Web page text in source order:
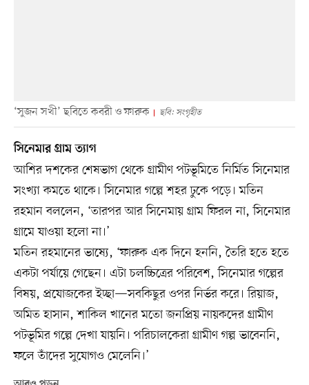
‘সুজন সখী’ ছবিতে কবরী ও ফারুক ছবি: সংগৃহীত
সিনেমার গ্রাম ত্যাগ
আশির দশকের শেষভাগ থেকে গ্রামীণ পটভূমিতে নির্মিত সিনেমার
সংখ্যা কমতে থাকে। সিনেমার গল্পে শহর ঢুকে পড়ে। মতিন
রহমান বললেন, ‘তারপর আর সিনেমায় গ্রাম ফিরল না, সিনেমার
গ্রামে যাওয়া হলো না।’
মতিন রহমানের ভাষ্যে, ‘ফারুক এক দিনে হননি, তৈরি হতে হতে
একটা পর্যায়ে গেছেন। এটা চলচ্চিত্রের পরিবেশ, সিনেমার গল্পের
বিষয়, প্রযোজকের ইচ্ছা—সবকিছুর ওপর নির্ভর করে। রিয়াজ,
অমিত হাসান, শাকিল খানের মতো জনপ্রিয় নায়কদের গ্রামীণ
পটভূমির গল্পে দেখা যায়নি। পরিচালকেরা গ্রামীণ গল্প ভাবেননি,
ফলে তাঁদের সুযোগও মেলেনি।’